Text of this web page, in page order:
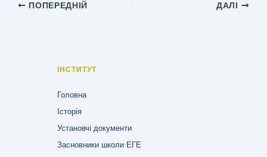
ПОПЕРЕДНІЙ ДАЛІ
ІНСТИТУТ
Головна
Історія
Установчі документи
Засновники школи ЕГЕ